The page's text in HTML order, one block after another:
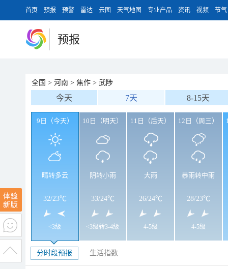
首页 预报 预警 雷达 云图 天气地图 专业产品 资讯 视频 节气
预报
全国 > 河南 > 焦作 > 武陟
今天 7天 8-15天
9日（今天）
晴转多云
32/23℃
<3级
10日（明天）
阴转小雨
33/24℃
<3级转3-4级
11日（后天）
大雨
26/24℃
4-5级
12日（周三）
暴雨转中雨
28/23℃
4-5级
分时段预报 生活指数